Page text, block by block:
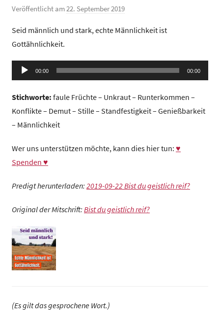
Veröffentlicht am22. September 2019
n
e
m
i
n
z
t
u
Seid männlich und stark, echte Männlichkeit ist
Gottähnlichkeit.
Audio-
Player
00:00 00:00
Stichworte: faule Früchte – Unkraut – Runterkommen –
Konflikte – Demut – Stille – Standfestigkeit – Genießbarkeit
– Männlichkeit
Wer uns unterstützen möchte, kann dies hier tun: ♥
Spenden ♥
Predigt herunterladen: 2019-09-22 Bist du geistlich reif?
Original der Mitschrift: Bist du geistlich reif?
(Es gilt das gesprochene Wort.)